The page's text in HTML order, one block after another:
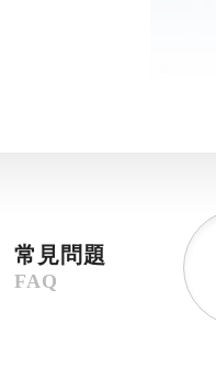
常見問題
FAQ